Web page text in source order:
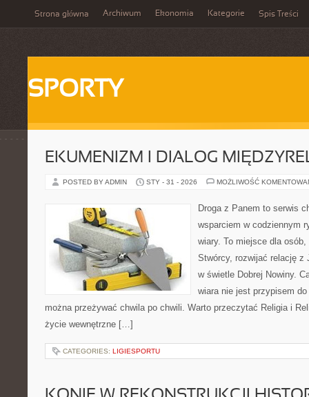
Strona główna Archiwum Ekonomia Kategorie Spis Treści
SPORTY
EKUMENIZM I DIALOG
POSTED BY ADMIN STY - 31 - 2026 MOŻLIWOŚĆ
Droga z Panem to serwis
wsparciem w codziennym
wiary. To miejsce dla
Stwórcy, rozwijać relację
w świetle Dobrej Nowiny.
wiara nie jest przypisem
można przeżywać chwila po chwili. Warto przeczytać Religia i
życie wewnętrzne […]
CATEGORIES: LIGIESPORTU